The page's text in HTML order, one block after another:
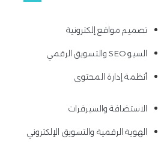
تصميم مواقع إلكترونية
السيو SEO والتسويق الرقمي
أنظمة إدارة المحتوى
الاستضافة والسيرفرات
الهوية الرقمية والتسويق الإلكتروني